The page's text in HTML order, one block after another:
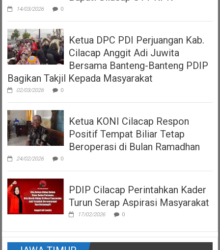
14/03/2026 0
Ketua DPC PDI Perjuangan Kab.
Cilacap Anggit Adi Juwita
Bersama Banteng-Banteng PDIP
Bagikan Takjil Kepada Masyarakat
02/03/2026 0
Ketua KONI Cilacap Respon
Positif Tempat Biliar Tetap
Beroperasi di Bulan Ramadhan
24/02/2026 0
PDIP Cilacap Perintahkan Kader
Turun Serap Aspirasi Masyarakat
17/02/2026 0